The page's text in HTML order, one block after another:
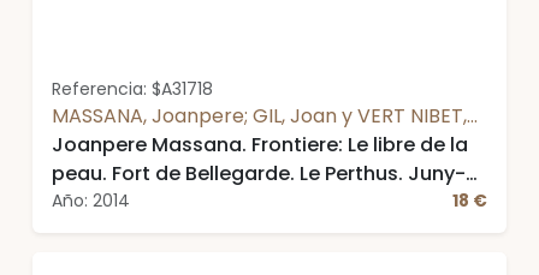
Referencia: $A31718
MASSANA, Joanpere; GIL, Joan y VERT NIBET,
Michelle
Joanpere Massana. Frontiere: Le libre de la
peau. Fort de Bellegarde. Le Perthus. Juny-
setembre 2014
Año: 2014 18 €